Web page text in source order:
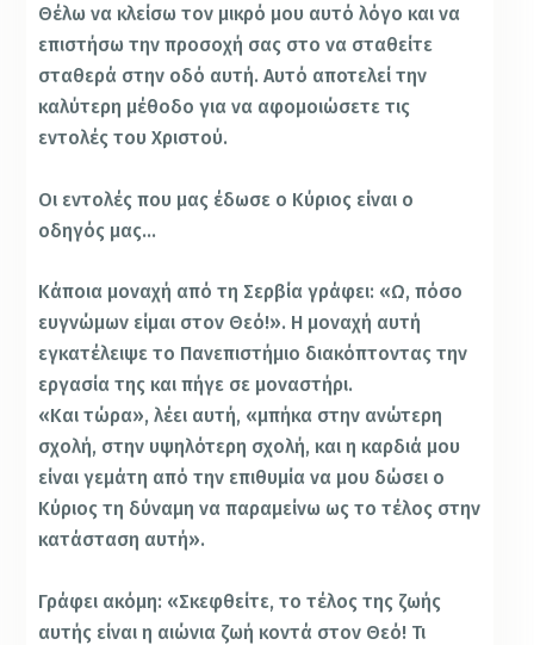
Θέλω να κλείσω τον μικρό μου αυτό λόγο και να
επιστήσω την προσοχή σας στο να σταθείτε
σταθερά στην οδό αυτή. Αυτό αποτελεί την
καλύτερη μέθοδο για να αφομοιώσετε τις
εντολές του Χριστού.
Οι εντολές που μας έδωσε ο Κύριος είναι ο
οδηγός μας…
Κάποια μοναχή από τη Σερβία γράφει: «Ω, πόσο
ευγνώμων είμαι στον Θεό!». Η μοναχή αυτή
εγκατέλειψε το Πανεπιστήμιο διακόπτοντας την
εργασία της και πήγε σε μοναστήρι.
«Και τώρα», λέει αυτή, «μπήκα στην ανώτερη
σχολή, στην υψηλότερη σχολή, και η καρδιά μου
είναι γεμάτη από την επιθυμία να μου δώσει ο
Κύριος τη δύναμη να παραμείνω ως το τέλος στην
κατάσταση αυτή».
Γράφει ακόμη: «Σκεφθείτε, το τέλος της ζωής
αυτής είναι η αιώνια ζωή κοντά στον Θεό! Τι